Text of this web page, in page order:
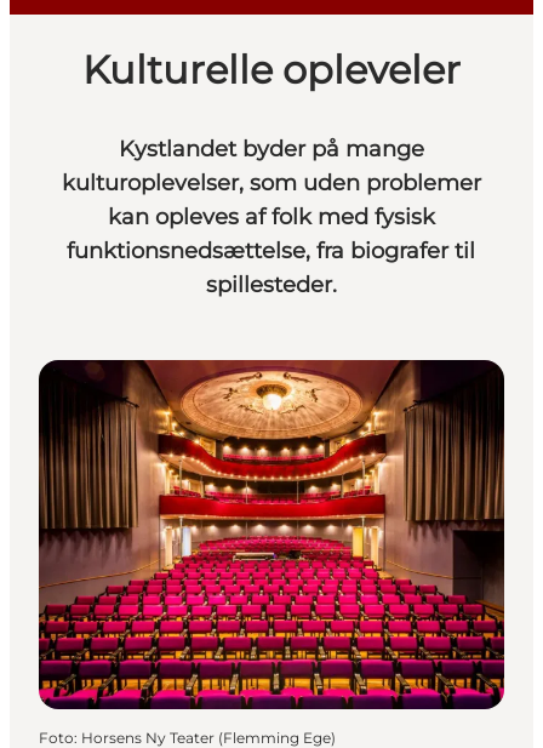
Kulturelle opleveler
Kystlandet byder på mange
kulturoplevelser, som uden problemer
kan opleves af folk med fysisk
funktionsnedsættelse, fra biografer til
spillesteder.
Foto: Horsens Ny Teater (Flemming Ege)